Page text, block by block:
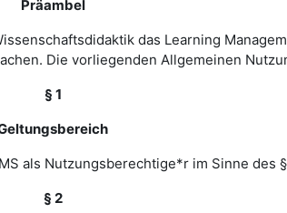
Präambel
das Learning
Die vorliegenden Allgemeinen
§ 1
als Nutzungsberechtige*r im Sinne des
§ 2